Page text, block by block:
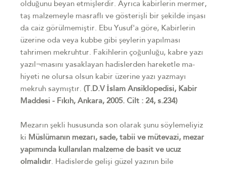
olduğunu beyan etmişlerdir. Ayrıca kabirlerin mermer,
taş malzemeyle masraflı ve gösterişli bir şekilde inşası
da caiz görülmemiştir. Ebu Yusuf'a göre, Kabirlerin
üzerine oda veya kubbe gibi şeylerin yapılması
tahrimen mekruhtur. Fakihlerin çoğunluğu, kabre yazı
yazıl¬masını yasaklayan hadislerden hareketle ma-
hiyeti ne olursa olsun kabir üzerine yazı yazmayı
mekruh saymıştır. (T.D.V İslam Ansiklopedisi, Kabir
Maddesi - Fıkıh, Ankara, 2005. Cilt : 24, s.234)
Mezarın şekli hususunda son olarak şunu söylemeliyiz
ki Müslümanın mezarı, sade, tabii ve mütevazi, mezar
yapımında kullanılan malzeme de basit ve ucuz
olmalıdır. Hadislerde gelişi güzel yazının bile